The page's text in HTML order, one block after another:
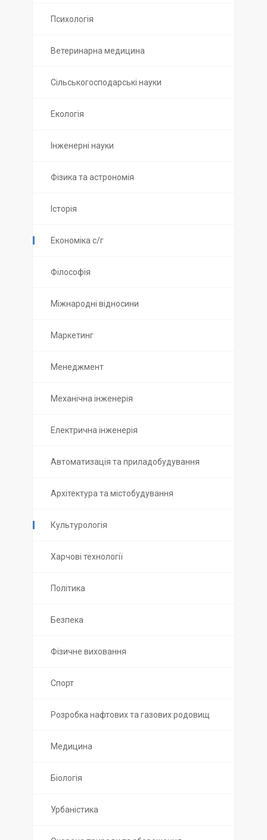
Психологія
Ветеринарна медицина
Сільськогосподарські науки
Екологія
Інженерні науки
Фізика та астрономія
Історія
Економіка с/г
Філософія
Міжнародні відносини
Маркетинг
Менеджмент
Механічна інженерія
Електрична інженерія
Автоматизація та приладобудування
Архітектура та містобудування
Культурологія
Харчові технології
Політика
Безпека
Фізичне виховання
Спорт
Розробка нафтових та газових родовищ
Медицина
Біологія
Урбаністика